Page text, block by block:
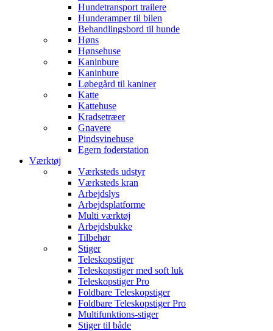
Hundetransport trailere
Hunderamper til bilen
Behandlingsbord til hunde
Høns
Hønsehuse
Kaninbure
Kaninbure
Løbegård til kaniner
Katte
Kattehuse
Kradsetræer
Gnavere
Pindsvinehuse
Egern foderstation
Værktøj
Værksteds udstyr
Værksteds kran
Arbejdslys
Arbejdsplatforme
Multi værktøj
Arbejdsbukke
Tilbehør
Stiger
Teleskopstiger
Teleskopstiger med soft luk
Teleskopstiger Pro
Foldbare Teleskopstiger
Foldbare Teleskopstiger Pro
Multifunktions-stiger
Stiger til både